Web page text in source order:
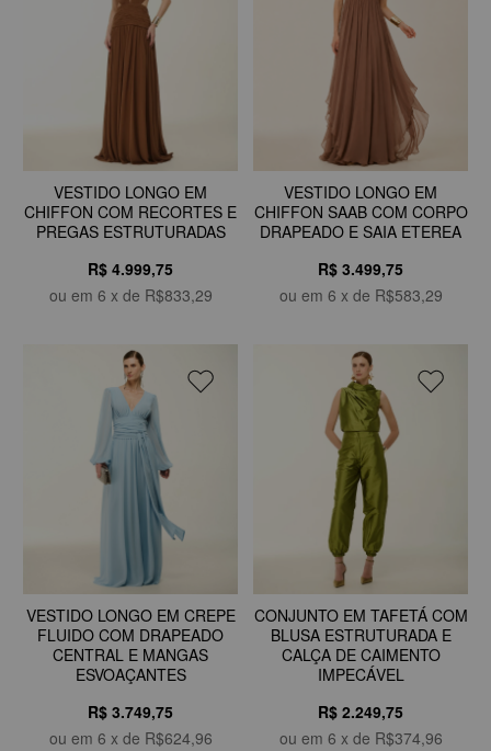
VESTIDO LONGO EM
CHIFFON COM RECORTES E
PREGAS ESTRUTURADAS
R$ 4.999,75
ou em 6 x de R$833,29
VESTIDO LONGO EM
CHIFFON SAAB COM CORPO
DRAPEADO E SAIA ETEREA
R$ 3.499,75
ou em 6 x de R$583,29
VESTIDO LONGO EM CREPE
FLUIDO COM DRAPEADO
CENTRAL E MANGAS
ESVOAÇANTES
R$ 3.749,75
ou em 6 x de R$624,96
CONJUNTO EM TAFETÁ COM
BLUSA ESTRUTURADA E
CALÇA DE CAIMENTO
IMPECÁVEL
R$ 2.249,75
ou em 6 x de R$374,96